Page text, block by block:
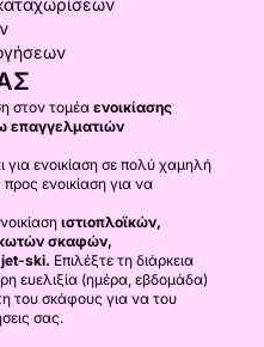
στον τομέα ενοικίασης
επαγγελματιών
για ενοικίαση σε πολύ χαμηλή
ενοικίαση για να
ιστιοπλοϊκών,
σκαφών,
jet-ski. Επιλέξτε τη διάρκεια
ευελιξία (ημέρα, εβδομάδα)
του σκάφους για να του
σας.